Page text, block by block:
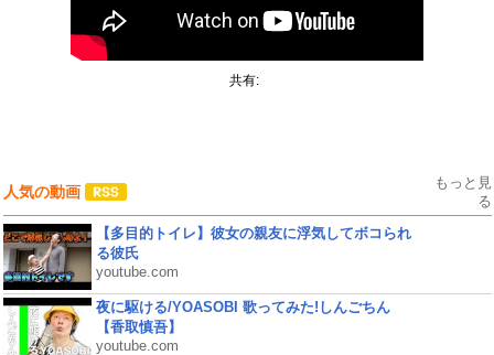
共有:
人気の動画
もっと見
る
【多目的トイレ】彼女の親友に浮気してボコられ
る彼氏
youtube.com
夜に駆ける/YOASOBI 歌ってみた!しんごちん
【香取慎吾】
youtube.com